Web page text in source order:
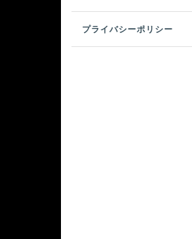
プライバシーポリシー